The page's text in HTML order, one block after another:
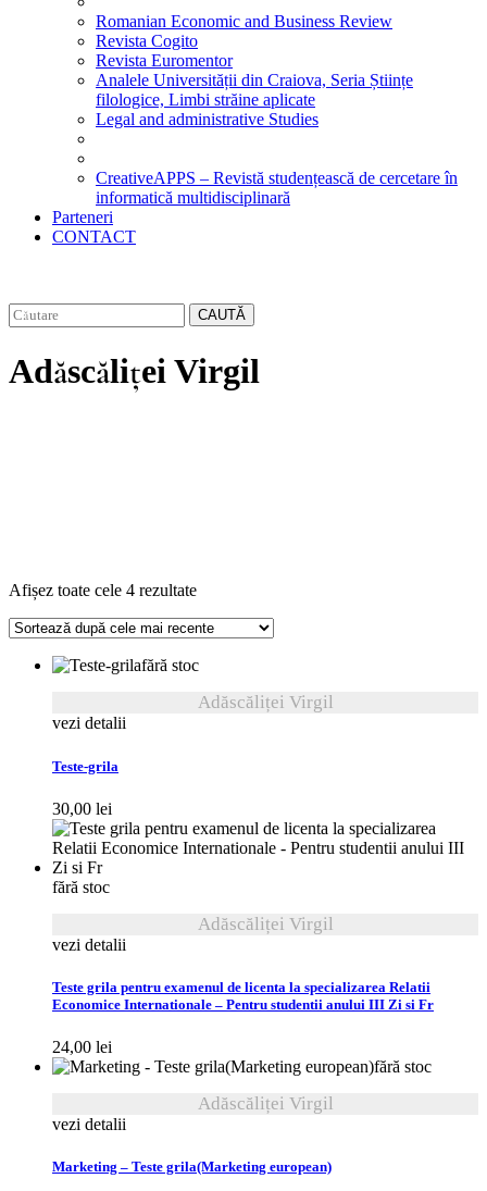
Romanian Economic and Business Review
Revista Cogito
Revista Euromentor
Analele Universității din Craiova, Seria Științe
filologice, Limbi străine aplicate
Legal and administrative Studies
CreativeAPPS – Revistă studențească de cercetare în
informatică multidisciplinară
Parteneri
CONTACT
CAUTĂ
Adăscăliței Virgil
Afișez toate cele 4 rezultateSortat
cele
recente
fără stoc
Adăscăliței Virgil
vezi detalii
Teste-grila
30,00 lei
fără stoc
Adăscăliței Virgil
vezi detalii
Teste grila pentru examenul de licenta la specializarea Relatii
Economice Internationale – Pentru studentii anului III Zi si Fr
24,00 lei
fără stoc
Adăscăliței Virgil
vezi detalii
Marketing – Teste grila(Marketing european)